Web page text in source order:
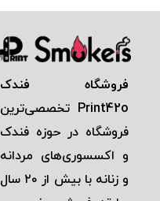
فروشگاه فندک
Print42o تخصصی‌ترين
فروشگاه در حوزه فندک
و اكسسوری‌های مردانه
و زنانه با بيش از ٢٠ سال